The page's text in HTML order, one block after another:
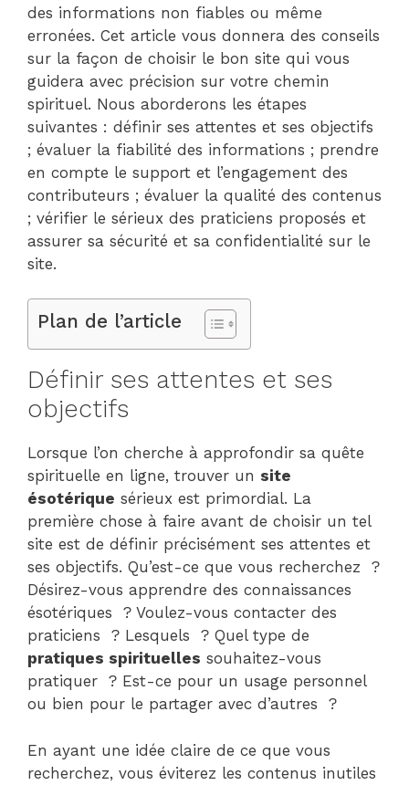
des informations non fiables ou même
erronées. Cet article vous donnera des conseils
sur la façon de choisir le bon site qui vous
guidera avec précision sur votre chemin
spirituel. Nous aborderons les étapes
suivantes : définir ses attentes et ses objectifs
; évaluer la fiabilité des informations ; prendre
en compte le support et l’engagement des
contributeurs ; évaluer la qualité des contenus
; vérifier le sérieux des praticiens proposés et
assurer sa sécurité et sa confidentialité sur le
site.
Plan de l’article
Définir ses attentes et ses
objectifs
Lorsque l’on cherche à approfondir sa quête
spirituelle en ligne, trouver un site
ésotérique sérieux est primordial. La
première chose à faire avant de choisir un tel
site est de définir précisément ses attentes et
ses objectifs. Qu’est-ce que vous recherchez ?
Désirez-vous apprendre des connaissances
ésotériques ? Voulez-vous contacter des
praticiens ? Lesquels ? Quel type de
pratiques spirituelles souhaitez-vous
pratiquer ? Est-ce pour un usage personnel
ou bien pour le partager avec d’autres ?
En ayant une idée claire de ce que vous
recherchez, vous éviterez les contenus inutiles